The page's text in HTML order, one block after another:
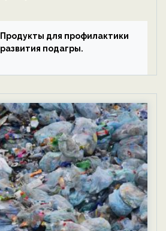
Продукты для профилактики
развития подагры.